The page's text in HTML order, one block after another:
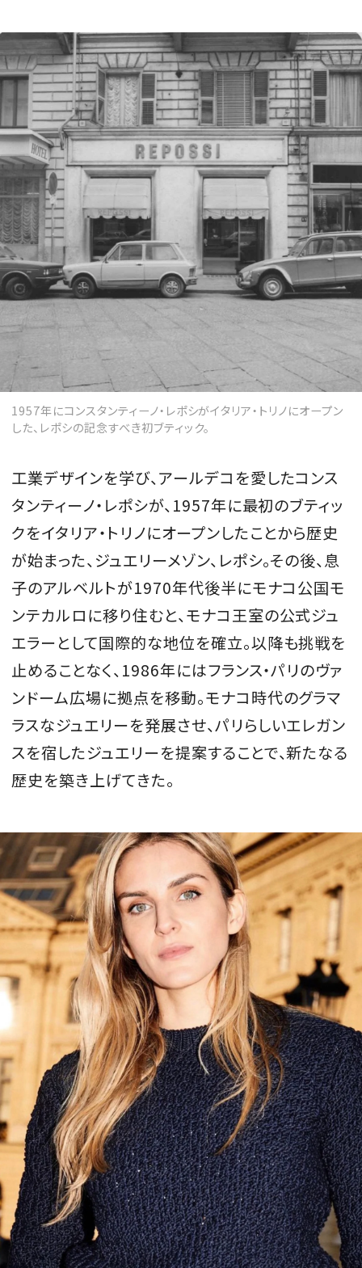
1957年にコンスタンティーノ・レポシがイタリア・トリノにオープン
した、レポシの記念すべき初ブティック。
工業デザインを学び、アールデコを愛したコンス
タンティーノ・レポシが、1957年に最初のブティッ
クをイタリア・トリノにオープンしたことから歴史
が始まった、ジュエリーメゾン、レポシ。その後、息
子のアルベルトが1970年代後半にモナコ公国モ
ンテカルロに移り住むと、モナコ王室の公式ジュ
エラーとして国際的な地位を確立。以降も挑戦を
止めることなく、1986年にはフランス・パリのヴァ
ンドーム広場に拠点を移動。モナコ時代のグラマ
ラスなジュエリーを発展させ、パリらしいエレガン
スを宿したジュエリーを提案することで、新たなる
歴史を築き上げてきた。